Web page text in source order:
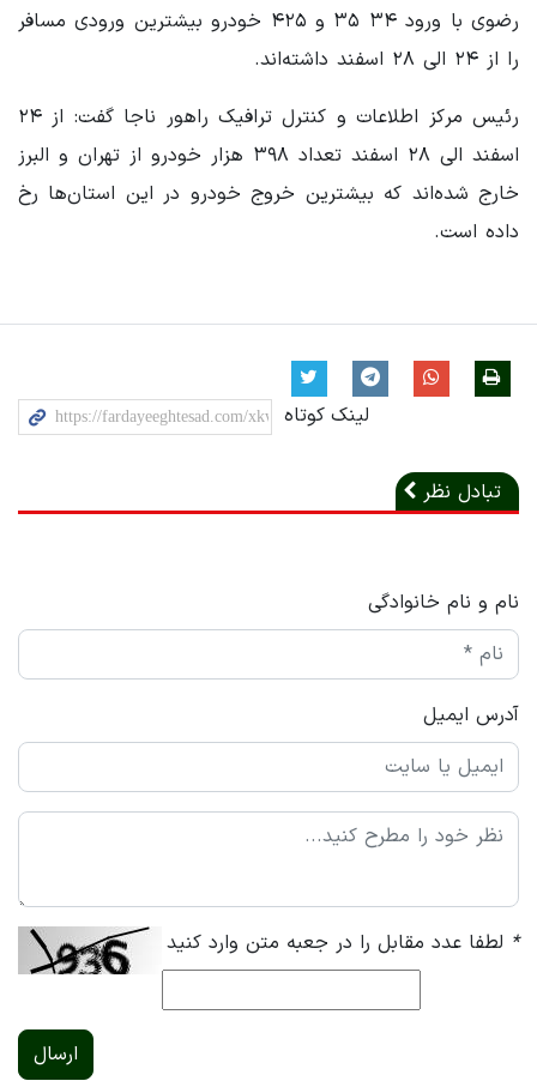
رضوی با ورود ۳۴ ۳۵ و ۴۲۵ خودرو بیشترین ورودی مسافر
را از ۲۴ الی ۲۸ اسفند داشته‌اند.
رئیس مرکز اطلاعات و کنترل ترافیک راهور ناجا گفت: از ۲۴
اسفند الی ۲۸ اسفند تعداد ۳۹۸ هزار خودرو از تهران و البرز
خارج شده‌اند که بیشترین خروج خودرو در این استان‌ها رخ
داده است.
لینک کوتاه
تبادل نظر
نام و نام خانوادگی
آدرس ایمیل
* لطفا عدد مقابل را در جعبه متن وارد کنید
ارسال